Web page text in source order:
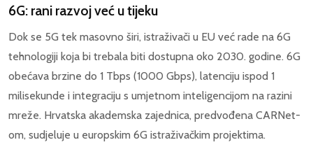
6G: rani razvoj već u tijeku
Dok se 5G tek masovno širi, istraživači u EU već rade na 6G
tehnologiji koja bi trebala biti dostupna oko 2030. godine. 6G
obećava brzine do 1 Tbps (1000 Gbps), latenciju ispod 1
milisekunde i integraciju s umjetnom inteligencijom na razini
mreže. Hrvatska akademska zajednica, predvođena CARNet-
om, sudjeluje u europskim 6G istraživačkim projektima.